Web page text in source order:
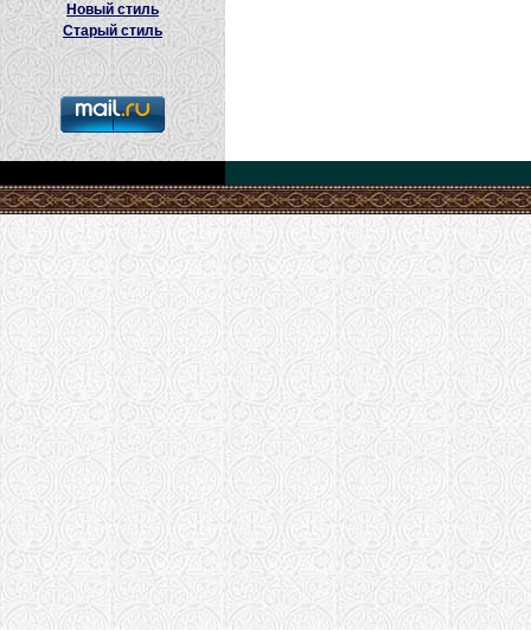
Новый стиль
Старый стиль